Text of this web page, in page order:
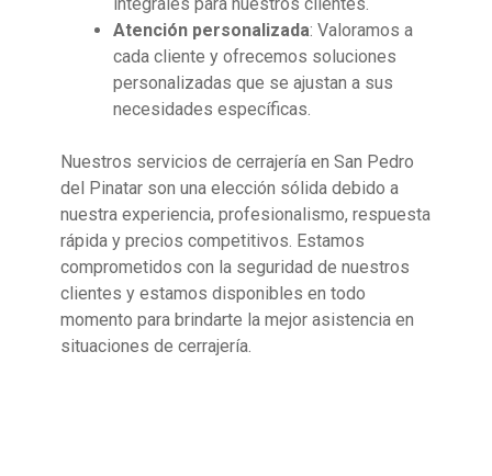
Atención personalizada: Valoramos a
cada cliente y ofrecemos soluciones
personalizadas que se ajustan a sus
necesidades específicas.
Nuestros servicios de cerrajería en San Pedro
del Pinatar son una elección sólida debido a
nuestra experiencia, profesionalismo, respuesta
rápida y precios competitivos. Estamos
comprometidos con la seguridad de nuestros
clientes y estamos disponibles en todo
momento para brindarte la mejor asistencia en
situaciones de cerrajería.